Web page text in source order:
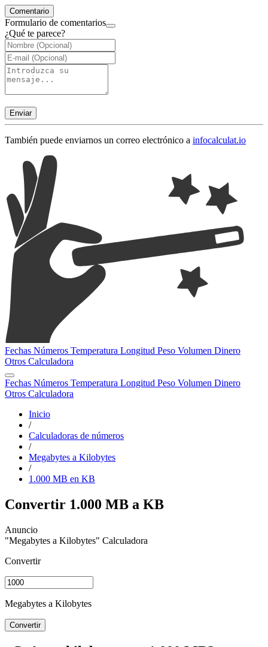
Comentario
Formulario de comentarios
¿Qué te parece?
Enviar
También puede enviarnos un correo electrónico a infocalculat.io
Fechas Números Temperatura Longitud Peso Volumen Dinero
Otros Calculadora
Fechas Números Temperatura Longitud Peso Volumen Dinero
Otros Calculadora
Inicio
/
Calculadoras de números
/
Megabytes a Kilobytes
/
1.000 MB en KB
Convertir 1.000 MB a KB
"Megabytes a Kilobytes" Calculadora
Convertir
Megabytes a Kilobytes
Convertir